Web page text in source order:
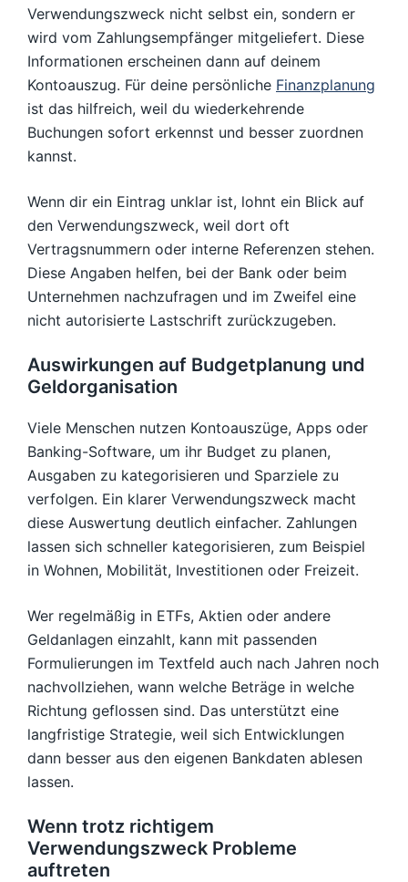
Verwendungszweck nicht selbst ein, sondern er
wird vom Zahlungsempfänger mitgeliefert. Diese
Informationen erscheinen dann auf deinem
Kontoauszug. Für deine persönliche Finanzplanung
ist das hilfreich, weil du wiederkehrende
Buchungen sofort erkennst und besser zuordnen
kannst.
Wenn dir ein Eintrag unklar ist, lohnt ein Blick auf
den Verwendungszweck, weil dort oft
Vertragsnummern oder interne Referenzen stehen.
Diese Angaben helfen, bei der Bank oder beim
Unternehmen nachzufragen und im Zweifel eine
nicht autorisierte Lastschrift zurückzugeben.
Auswirkungen auf Budgetplanung und
Geldorganisation
Viele Menschen nutzen Kontoauszüge, Apps oder
Banking-Software, um ihr Budget zu planen,
Ausgaben zu kategorisieren und Sparziele zu
verfolgen. Ein klarer Verwendungszweck macht
diese Auswertung deutlich einfacher. Zahlungen
lassen sich schneller kategorisieren, zum Beispiel
in Wohnen, Mobilität, Investitionen oder Freizeit.
Wer regelmäßig in ETFs, Aktien oder andere
Geldanlagen einzahlt, kann mit passenden
Formulierungen im Textfeld auch nach Jahren noch
nachvollziehen, wann welche Beträge in welche
Richtung geflossen sind. Das unterstützt eine
langfristige Strategie, weil sich Entwicklungen
dann besser aus den eigenen Bankdaten ablesen
lassen.
Wenn trotz richtigem
Verwendungszweck Probleme
auftreten